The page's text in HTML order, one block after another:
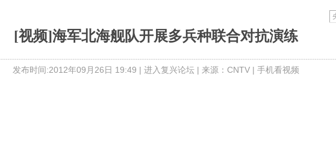
[视频]海军北海舰队开展多兵种联合对抗演练
发布时间:2012年09月26日 19:49 | 进入复兴论坛 | 来源：CNTV | 手机看视频